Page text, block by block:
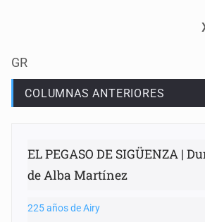
GR
COLUMNAS ANTERIORES
EL PEGASO DE SIGÜENZA |
de Alba Martínez
225 años de Airy